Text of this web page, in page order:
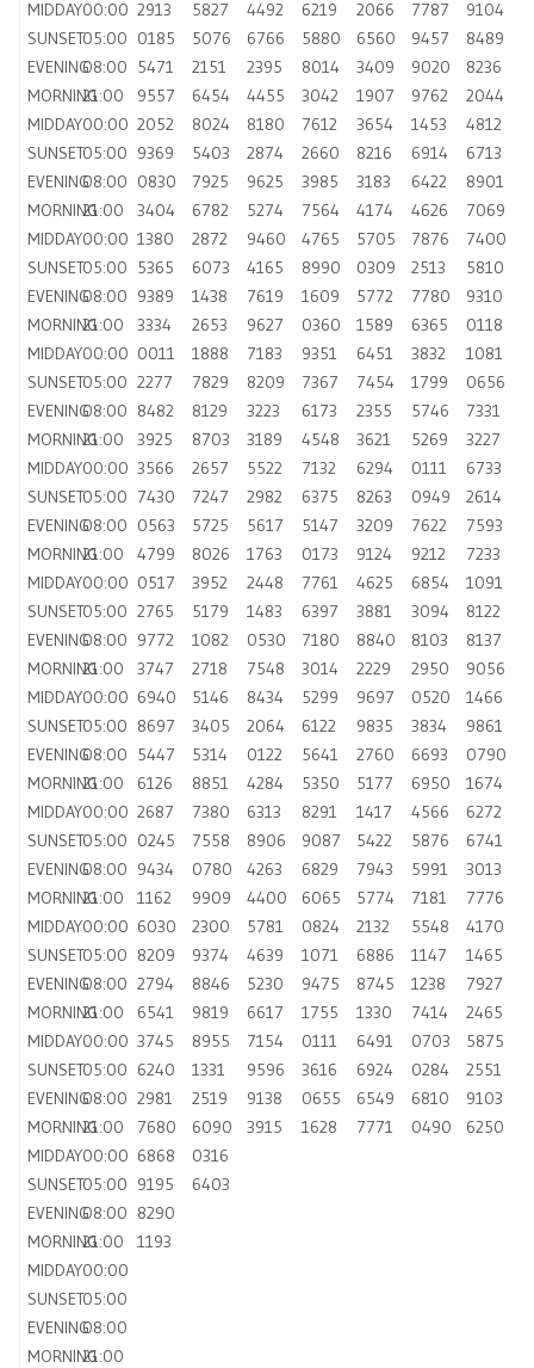
MIDDAY00:00 2913 5827 4492 6219 2066 7787
9104
SUNSET05:00 0185 5076 6766 5880 6560 9457
8489
EVENING08:00 5471 2151 2395 8014 3409 9020
8236
MORNING21:00 9557 6454 4455 3042 1907 9762
2044
MIDDAY00:00 2052 8024 8180 7612 3654 1453
4812
SUNSET05:00 9369 5403 2874 2660 8216 6914
6713
EVENING08:00 0830 7925 9625 3985 3183 6422
8901
MORNING21:00 3404 6782 5274 7564 4174 4626
7069
MIDDAY00:00 1380 2872 9460 4765 5705 7876
7400
SUNSET05:00 5365 6073 4165 8990 0309 2513
5810
EVENING08:00 9389 1438 7619 1609 5772 7780
9310
MORNING21:00 3334 2653 9627 0360 1589 6365
0118
MIDDAY00:00 0011 1888 7183 9351 6451 3832
1081
SUNSET05:00 2277 7829 8209 7367 7454 1799
0656
EVENING08:00 8482 8129 3223 6173 2355 5746
7331
MORNING21:00 3925 8703 3189 4548 3621 5269
3227
MIDDAY00:00 3566 2657 5522 7132 6294 0111
6733
SUNSET05:00 7430 7247 2982 6375 8263 0949
2614
EVENING08:00 0563 5725 5617 5147 3209 7622
7593
MORNING21:00 4799 8026 1763 0173 9124 9212
7233
MIDDAY00:00 0517 3952 2448 7761 4625 6854
1091
SUNSET05:00 2765 5179 1483 6397 3881 3094
8122
EVENING08:00 9772 1082 0530 7180 8840 8103
8137
MORNING21:00 3747 2718 7548 3014 2229 2950
9056
MIDDAY00:00 6940 5146 8434 5299 9697 0520
1466
SUNSET05:00 8697 3405 2064 6122 9835 3834
9861
EVENING08:00 5447 5314 0122 5641 2760 6693
0790
MORNING21:00 6126 8851 4284 5350 5177 6950
1674
MIDDAY00:00 2687 7380 6313 8291 1417 4566
6272
SUNSET05:00 0245 7558 8906 9087 5422 5876
6741
EVENING08:00 9434 0780 4263 6829 7943 5991
3013
MORNING21:00 1162 9909 4400 6065 5774 7181
7776
MIDDAY00:00 6030 2300 5781 0824 2132 5548
4170
SUNSET05:00 8209 9374 4639 1071 6886 1147
1465
EVENING08:00 2794 8846 5230 9475 8745 1238
7927
MORNING21:00 6541 9819 6617 1755 1330 7414
2465
MIDDAY00:00 3745 8955 7154 0111 6491 0703
5875
SUNSET05:00 6240 1331 9596 3616 6924 0284
2551
EVENING08:00 2981 2519 9138 0655 6549 6810
9103
MORNING21:00 7680 6090 3915 1628 7771 0490
6250
MIDDAY00:00 6868
0316
SUNSET05:00 9195
6403
EVENING08:00 8290
MORNING21:00
1193
MIDDAY00:00
SUNSET05:00
EVENING08:00
MORNING21:00